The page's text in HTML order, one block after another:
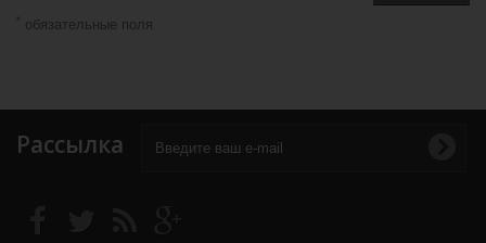
обязательные поля
Рассылка